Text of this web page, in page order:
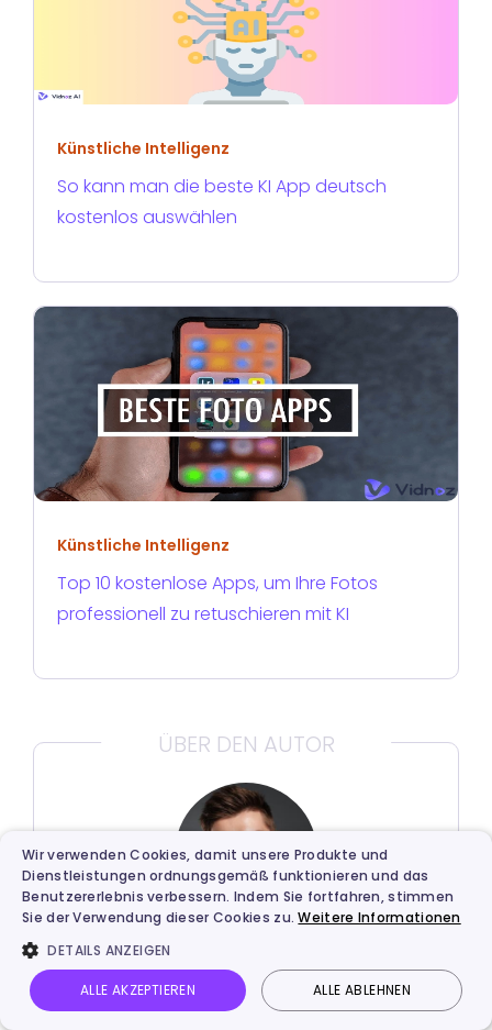
Künstliche Intelligenz
So kann man die beste KI App deutsch
kostenlos auswählen
Künstliche Intelligenz
Top 10 kostenlose Apps, um Ihre Fotos
professionell zu retuschieren mit KI
ÜBER DEN AUTOR
Hans Becker
Hans ist ein erfahrener Autor im Bereich
Wir verwenden Cookies, damit unsere Produkte und
Dienstleistungen ordnungsgemäß funktionieren und das
Benutzererlebnis verbessern. Indem Sie fortfahren, stimmen
Sie der Verwendung dieser Cookies zu.Weitere Informationen
DETAILS ANZEIGEN
ALLE AKZEPTIEREN ALLE ABLEHNEN